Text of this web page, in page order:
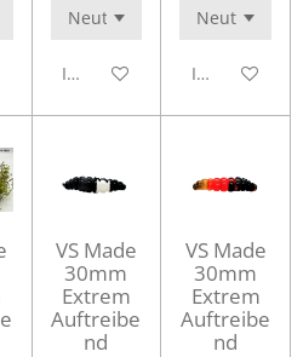
In den WarenkorbIn den
VS Made
30mm
Extrem
Auftreibe
nd
VS Made
30mm
Extrem
Auftreibe
nd